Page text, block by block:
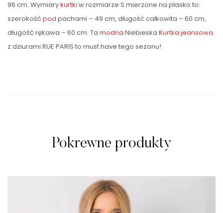
96 cm. Wymiarykurtki w rozmiarze S mierzone na płasko to:
szerokość pod pachami – 49 cm, długość całkowita – 60 cm,
długość rękawa – 60 cm. Ta modna Niebieska Kurtka jeansowa
z dziurami RUE PARIS to must have tego sezonu!
Pokrewne produkty